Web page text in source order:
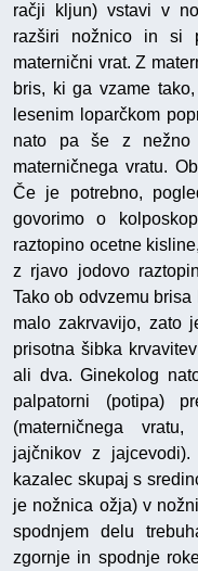
račji kljun) vstavi v
razširi nožnico in si
maternični vrat. Z
bris, ki ga vzame
lesenim loparčkom
nato pa še z nežno
materničnega vratu.
Če je potrebno,
govorimo o
raztopino ocetne
z rjavo jodovo
Tako ob odvzemu
malo zakrvavijo, zato
prisotna šibka
ali dva. Ginekolog
palpatorni (potipa)
(materničnega
jajčnikov z
kazalec skupaj s
je nožnica ožja) v
spodnjem delu
zgornje in spodnje